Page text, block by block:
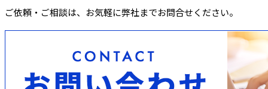
ご依頼・ご相談は、お気軽に弊社までお問合せください。